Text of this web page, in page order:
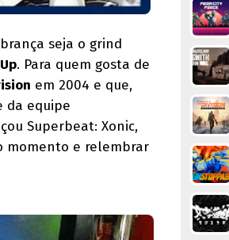
seja o grind
. Para quem gosta de
em 2004 e que,
da equipe
Superbeat: Xonic,
momento e relembrar